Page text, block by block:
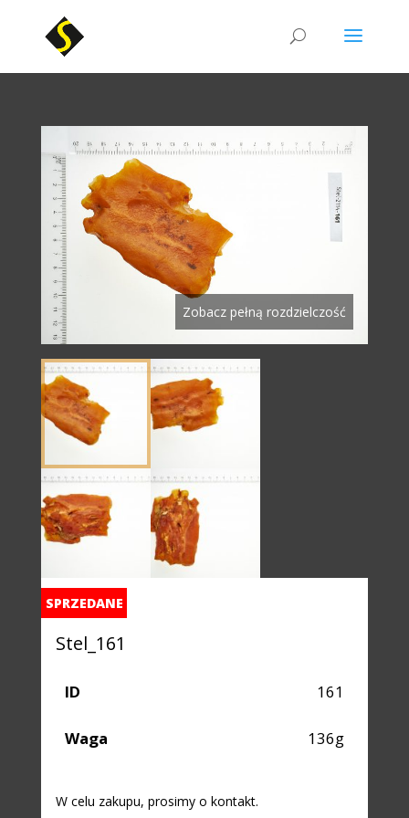
Zobacz pełną rozdzielczość
SPRZEDANE
Stel_161
ID 161
Waga 136g
W celu zakupu, prosimy o kontakt.